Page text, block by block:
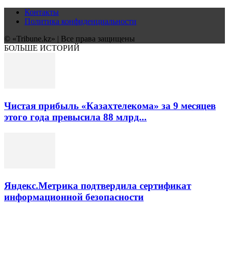
Контакты
Политика конфиденциальности
© «Tribune.kz» | Все права защищены
БОЛЬШЕ ИСТОРИЙ
Чистая прибыль «Казахтелекома» за 9 месяцев
этого года превысила 88 млрд...
Яндекс.Метрика подтвердила сертификат
информационной безопасности